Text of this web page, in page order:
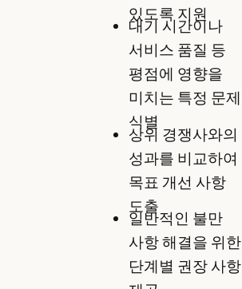
있도록 지원
대기 시간이나
서비스 품질 등
평점에 영향을
미치는 특정 문제
식별
상위 경쟁사와의
성과를 비교하여
목표 개선 사항
도출
일반적인 불만
사항 해결을 위한
단계별 권장 사항